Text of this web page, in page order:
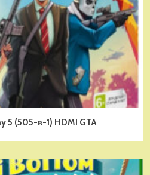
5 (505-в-1) HDMI GTA